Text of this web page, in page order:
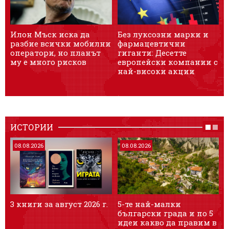
Илон Мъск иска да
разбие всички мобилни
оператори, но планът
му е много рисков
Без луксозни марки и
фармацевтични
гиганти: Десетте
европейски компании с
най-високи акции
ИСТОРИИ
08.08.2026
3 книги за август 2026 г.
08.08.2026
5-те най-малки
български градa и по 5
идеи какво да правим в